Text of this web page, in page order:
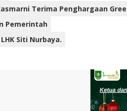
Terima Penghargaan
Pemerintah
Siti Nurbaya.